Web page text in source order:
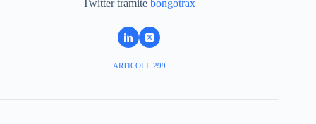
Twitter tramitebongotrax
ARTICOLI: 299